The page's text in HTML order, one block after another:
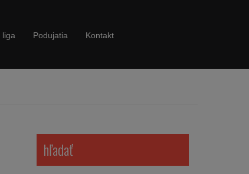
liga Podujatia Kontakt
hľadať